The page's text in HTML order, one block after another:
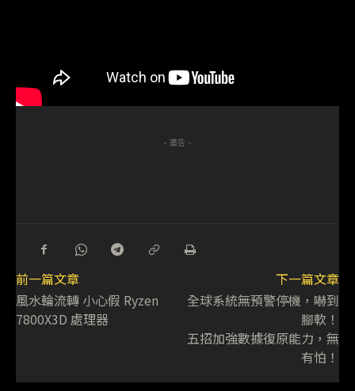
- 廣告 -
前一篇文章
風水輪流轉 小心假 Ryzen
7800X3D 處理器
下一篇文章
全球系統無預警停機，嚇到
腳軟！
五招加強數據復原能力，無
有怕！